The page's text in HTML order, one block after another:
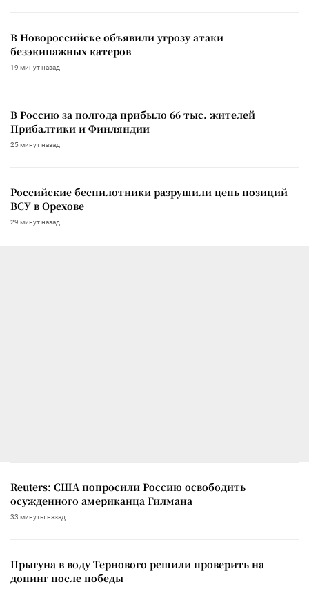
В Новороссийске объявили угрозу атаки
безэкипажных катеров
19 минут назад
В Россию за полгода прибыло 66 тыс. жителей
Прибалтики и Финляндии
25 минут назад
Российские беспилотники разрушили цепь позиций
ВСУ в Орехове
29 минут назад
Reuters: США попросили Россию освободить
осужденного американца Гилмана
33 минуты назад
Прыгуна в воду Тернового решили проверить на
допинг после победы